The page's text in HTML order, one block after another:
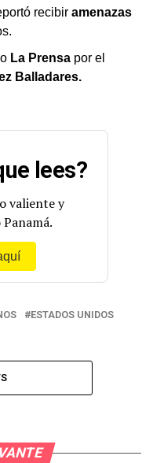
recibir amenazas
La Prensa por el
Balladares.
lees?
valiente y
ESTADOS UNIDOS